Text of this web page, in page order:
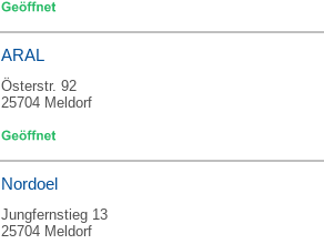
ARAL
Österstr. 92
25704 Meldorf
Nordoel
Jungfernstieg 13
25704 Meldorf